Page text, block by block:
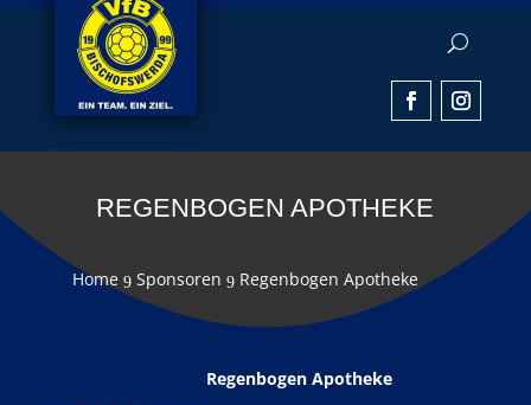
REGENBOGEN APOTHEKE
Home 9 Sponsoren 9 Regenbogen Apotheke
Regenbogen Apotheke